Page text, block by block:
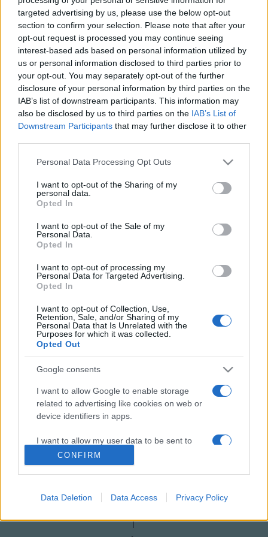
targeted advertising by us, please use the below opt-out
section to confirm your selection. Please note that after your
opt-out request is processed you may continue seeing
interest-based ads based on personal information utilized by
us or personal information disclosed to third parties prior to
your opt-out. You may separately opt-out of the further
disclosure of your personal information by third parties on the
IAB’s list of downstream participants. This information may
also be disclosed by us to third parties on the IAB’s List of
Downstream Participants that may further disclose it to other
Please note that this website/app uses one or more Google
not limited to your visit or usage behaviour. You may click to
grant or deny consent to Google and its third-party tags to
use your data for below specified purposes in below Google
consent section.
Personal Data Processing Opt Outs
I want to opt-out of the Sharing of my
personal data.
Opted In
I want to opt-out of the Sale of my
Personal Data.
Opted In
I want to opt-out of processing my
Personal Data for Targeted Advertising.
Opted In
I want to opt-out of Collection, Use,
Retention, Sale, and/or Sharing of my
Personal Data that Is Unrelated with the
Purposes for which it was collected.
Opted Out
Google consents
I want to allow Google to enable storage
related to advertising like cookies on web or
device identifiers in apps.
I want to allow my user data to be sent to
Google for online advertising purposes.
I want to allow Google to send me
related to analytics like cookies on web or
CONFIRM
Data Deletion Data Access Privacy Policy
zenekarok, duók és szóló előadók, produkciók jelentkezését
várják március 31-ig.
A szervezők keresik továbbá azokat a művészeket,
alkotókat, foglalkozást tartó személyeket, műhelyeket,
csoportokat, akik és amelyek minőségi művészeti
programokkal színesítenék az fesztivál kínálatát. A
művészet és a környezet fúziójára koncentráló
programokkal szerdáig lehet jelentkezni. A foglalkozásoknak
a Bartók Béla Boulevard utcái, közterületei,
vendéglátóhelyei, galériái, kreatív műhelyei adnak helyszínt.
https://www.bartokbelaboulevard.hu/ oldalon található.
Nyitókép: Eleven Tavasz/Bartók Béla Boulvard
ELEVEN TAVASZ PÁLYÁZAT